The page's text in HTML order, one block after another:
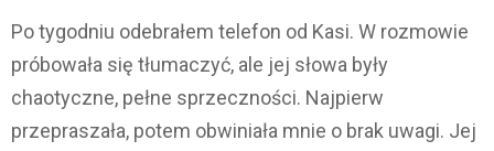
Po tygodniu odebrałem telefon od Kasi. W rozmowie
próbowała się tłumaczyć, ale jej słowa były
chaotyczne, pełne sprzeczności. Najpierw
przepraszała, potem obwiniała mnie o brak uwagi. Jej